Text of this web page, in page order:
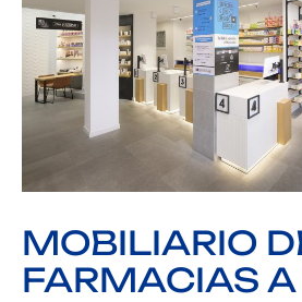
MOBILIARIO
FARMACIAS